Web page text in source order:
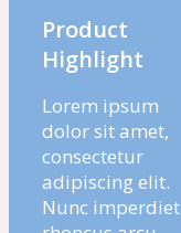
Product
Highlight
Lorem ipsum
dolor sit amet,
consectetur
adipiscing elit.
Nunc imperdiet